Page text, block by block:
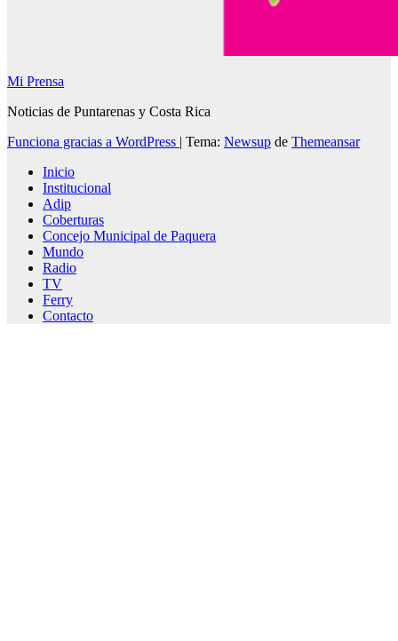
Mi Prensa
Noticias de Puntarenas y Costa Rica
Funciona gracias a WordPress | Tema: Newsup de Themeansar
Inicio
Institucional
Adip
Coberturas
Concejo Municipal de Paquera
Mundo
Radio
TV
Ferry
Contacto